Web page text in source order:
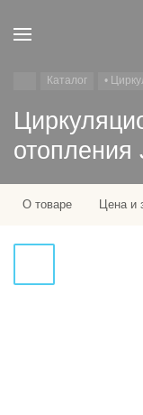
Каталог •
отопления
О товаре Цена и